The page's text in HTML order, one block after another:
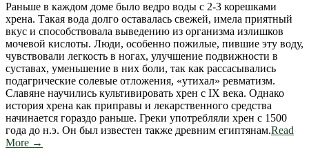
Раньше в каждом доме было ведро воды с 2-3 корешками
хрена. Такая вода долго оставалась свежей, имела приятный
вкус и способствовала выведению из организма излишков
мочевой кислоты. Люди, особенно пожилые, пившие эту воду,
чувствовали легкость в ногах, улучшение подвижности в
суставах, уменьшение в них боли, так как рассасывались
подагрические солевые отложения, «утихал» ревматизм.
Славяне научились культивировать хрен с IX века. Однако
история хрена как приправы и лекарственного средства
начинается гораздо раньше. Греки употребляли хрен с 1500
года до н.э. Он был известен также древним египтянам.Read
More →